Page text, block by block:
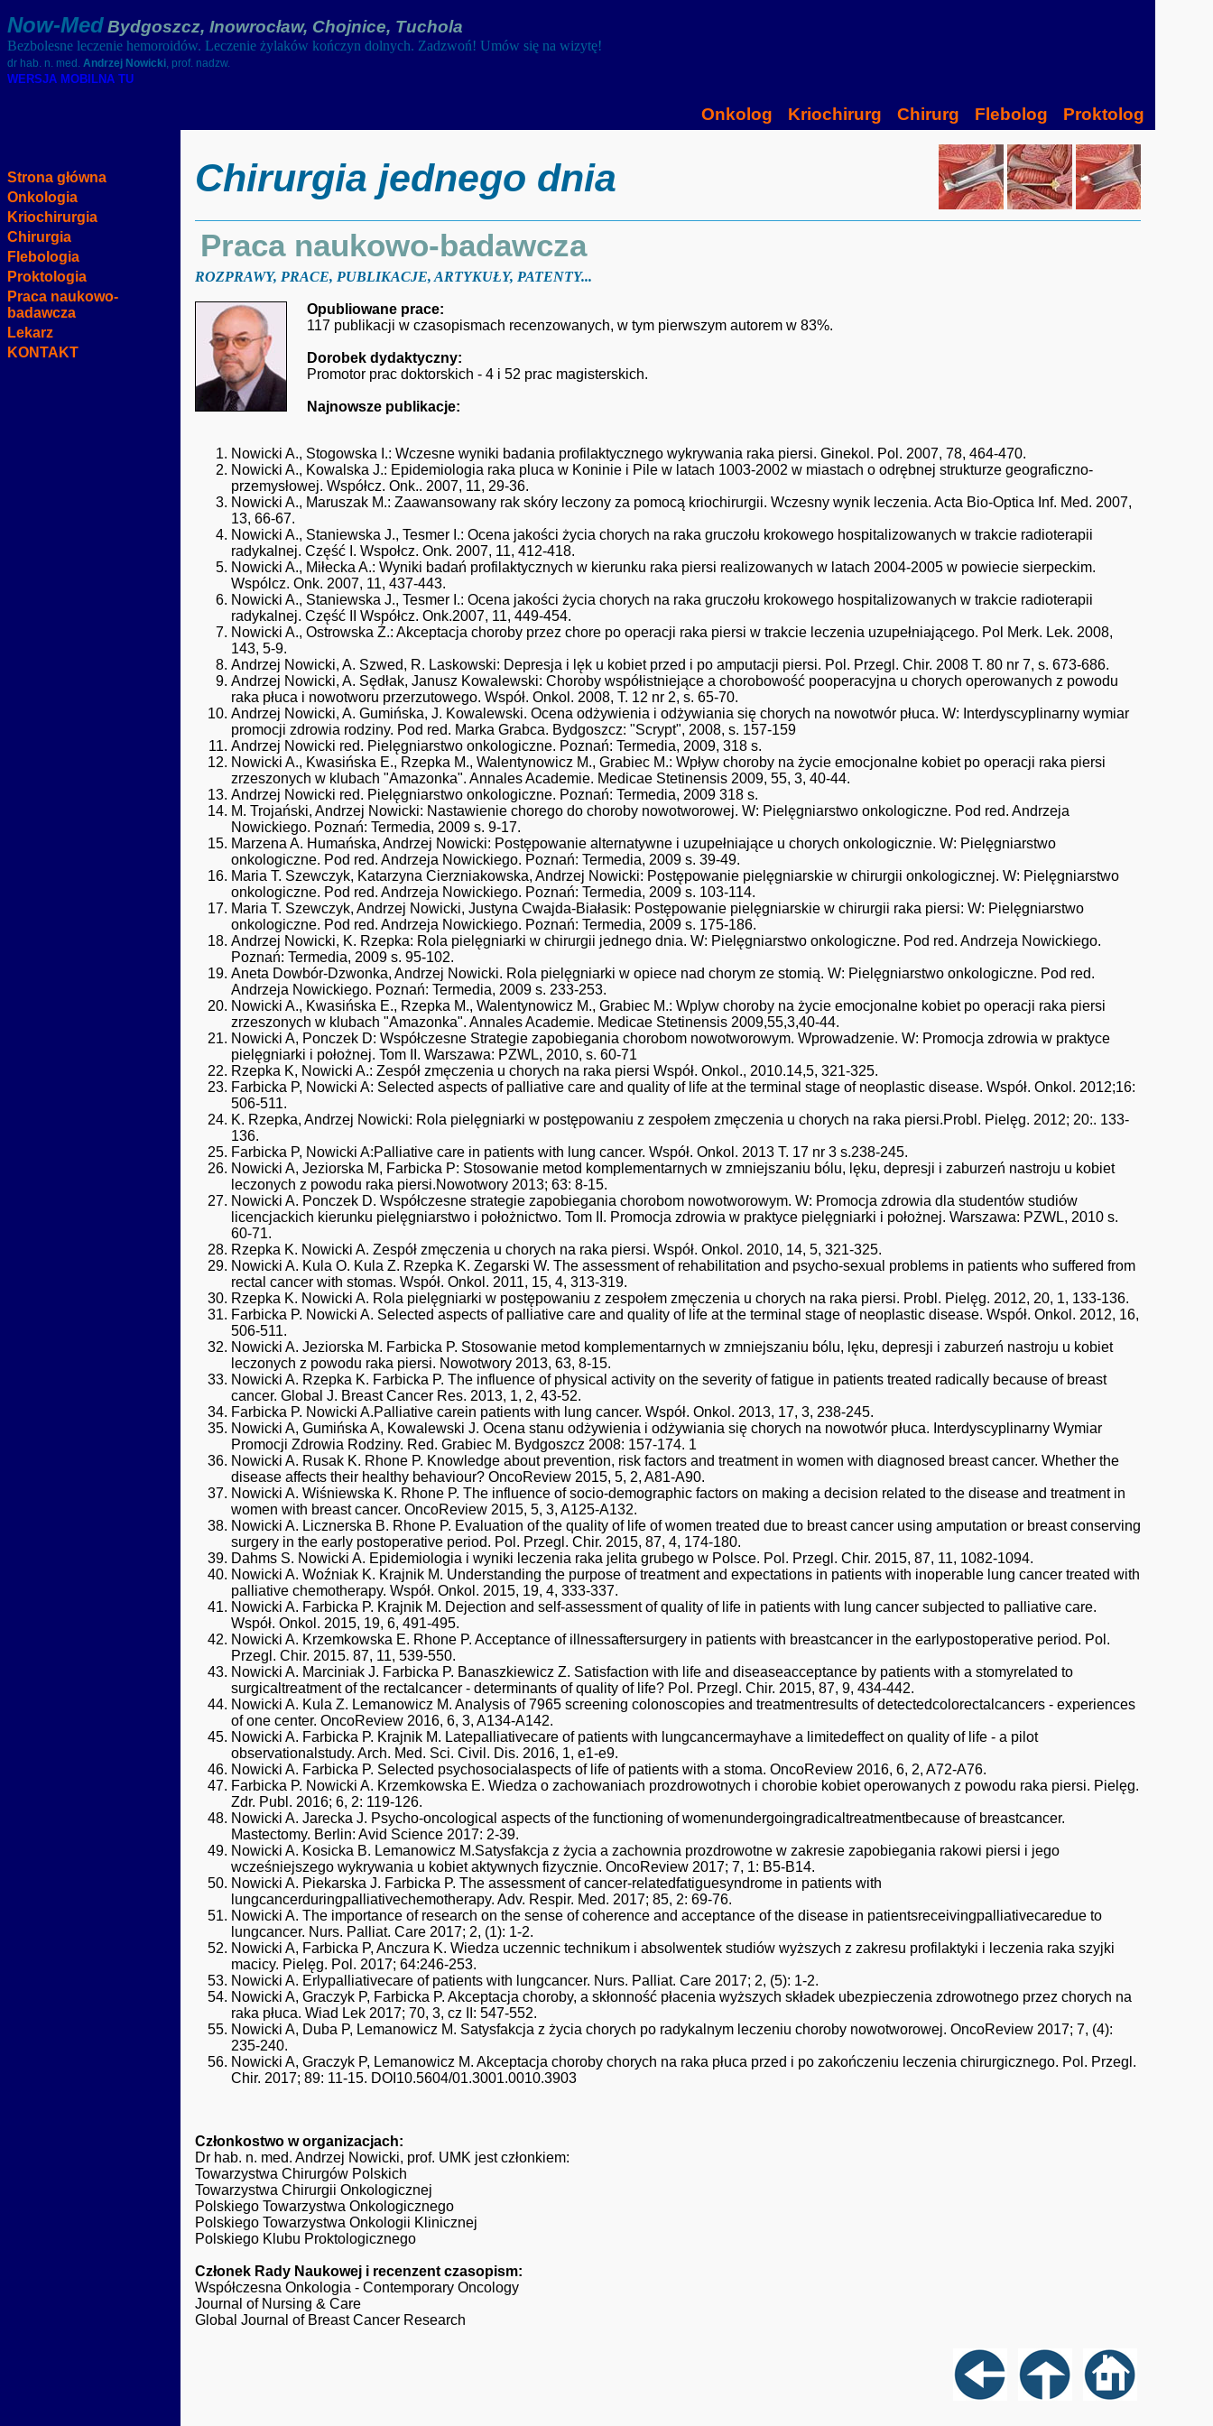
Now-MedBydgoszcz, Inowrocław, Chojnice, Tuchola
Bezbolesne leczenie hemoroidów. Leczenie żylaków kończyn dolnych. Zadzwoń! Umów się na wizytę!
dr hab. n. med. Andrzej Nowicki, prof. nadzw.
WERSJA MOBILNA TU
Onkolog Kriochirurg Chirurg Flebolog Proktolog
Strona główna
Onkologia
Kriochirurgia
Chirurgia
Flebologia
Proktologia
Praca naukowo-
badawcza
Lekarz
KONTAKT
Chirurgia jednego dnia
Praca naukowo-badawcza
ROZPRAWY, PRACE, PUBLIKACJE, ARTYKUŁY, PATENTY...
Opubliowane prace:
117 publikacji w czasopismach recenzowanych, w tym pierwszym autorem w 83%.
Dorobek dydaktyczny:
Promotor prac doktorskich - 4 i 52 prac magisterskich.
Najnowsze publikacje:
Nowicki A., Stogowska I.: Wczesne wyniki badania profilaktycznego wykrywania raka piersi. Ginekol. Pol. 2007, 78, 464-470.
Nowicki A., Kowalska J.: Epidemiologia raka pluca w Koninie i Pile w latach 1003-2002 w miastach o odrębnej strukturze geograficzno-
przemysłowej. Współcz. Onk.. 2007, 11, 29-36.
Nowicki A., Maruszak M.: Zaawansowany rak skóry leczony za pomocą kriochirurgii. Wczesny wynik leczenia. Acta Bio-Optica Inf. Med. 2007,
13, 66-67.
Nowicki A., Staniewska J., Tesmer I.: Ocena jakości życia chorych na raka gruczołu krokowego hospitalizowanych w trakcie radioterapii
radykalnej. Część I. Wspołcz. Onk. 2007, 11, 412-418.
Nowicki A., Miłecka A.: Wyniki badań profilaktycznych w kierunku raka piersi realizowanych w latach 2004-2005 w powiecie sierpeckim.
Wspólcz. Onk. 2007, 11, 437-443.
Nowicki A., Staniewska J., Tesmer I.: Ocena jakości życia chorych na raka gruczołu krokowego hospitalizowanych w trakcie radioterapii
radykalnej. Część II Współcz. Onk.2007, 11, 449-454.
Nowicki A., Ostrowska Ż.: Akceptacja choroby przez chore po operacji raka piersi w trakcie leczenia uzupełniającego. Pol Merk. Lek. 2008,
143, 5-9.
Andrzej Nowicki, A. Szwed, R. Laskowski: Depresja i lęk u kobiet przed i po amputacji piersi. Pol. Przegl. Chir. 2008 T. 80 nr 7, s. 673-686.
Andrzej Nowicki, A. Sędłak, Janusz Kowalewski: Choroby współistniejące a chorobowość pooperacyjna u chorych operowanych z powodu
raka płuca i nowotworu przerzutowego. Współ. Onkol. 2008, T. 12 nr 2, s. 65-70.
Andrzej Nowicki, A. Gumińska, J. Kowalewski. Ocena odżywienia i odżywiania się chorych na nowotwór płuca. W: Interdyscyplinarny wymiar
promocji zdrowia rodziny. Pod red. Marka Grabca. Bydgoszcz: "Scrypt", 2008, s. 157-159
Andrzej Nowicki red. Pielęgniarstwo onkologiczne. Poznań: Termedia, 2009, 318 s.
Nowicki A., Kwasińska E., Rzepka M., Walentynowicz M., Grabiec M.: Wpływ choroby na życie emocjonalne kobiet po operacji raka piersi
zrzeszonych w klubach "Amazonka". Annales Academie. Medicae Stetinensis 2009, 55, 3, 40-44.
Andrzej Nowicki red. Pielęgniarstwo onkologiczne. Poznań: Termedia, 2009 318 s.
M. Trojański, Andrzej Nowicki: Nastawienie chorego do choroby nowotworowej. W: Pielęgniarstwo onkologiczne. Pod red. Andrzeja
Nowickiego. Poznań: Termedia, 2009 s. 9-17.
Marzena A. Humańska, Andrzej Nowicki: Postępowanie alternatywne i uzupełniające u chorych onkologicznie. W: Pielęgniarstwo
onkologiczne. Pod red. Andrzeja Nowickiego. Poznań: Termedia, 2009 s. 39-49.
Maria T. Szewczyk, Katarzyna Cierzniakowska, Andrzej Nowicki: Postępowanie pielęgniarskie w chirurgii onkologicznej. W: Pielęgniarstwo
onkologiczne. Pod red. Andrzeja Nowickiego. Poznań: Termedia, 2009 s. 103-114.
Maria T. Szewczyk, Andrzej Nowicki, Justyna Cwajda-Białasik: Postępowanie pielęgniarskie w chirurgii raka piersi: W: Pielęgniarstwo
onkologiczne. Pod red. Andrzeja Nowickiego. Poznań: Termedia, 2009 s. 175-186.
Andrzej Nowicki, K. Rzepka: Rola pielęgniarki w chirurgii jednego dnia. W: Pielęgniarstwo onkologiczne. Pod red. Andrzeja Nowickiego.
Poznań: Termedia, 2009 s. 95-102.
Aneta Dowbór-Dzwonka, Andrzej Nowicki. Rola pielęgniarki w opiece nad chorym ze stomią. W: Pielęgniarstwo onkologiczne. Pod red.
Andrzeja Nowickiego. Poznań: Termedia, 2009 s. 233-253.
Nowicki A., Kwasińska E., Rzepka M., Walentynowicz M., Grabiec M.: Wplyw choroby na życie emocjonalne kobiet po operacji raka piersi
zrzeszonych w klubach "Amazonka". Annales Academie. Medicae Stetinensis 2009,55,3,40-44.
Nowicki A, Ponczek D: Współczesne Strategie zapobiegania chorobom nowotworowym. Wprowadzenie. W: Promocja zdrowia w praktyce
pielęgniarki i położnej. Tom II. Warszawa: PZWL, 2010, s. 60-71
Rzepka K, Nowicki A.: Zespół zmęczenia u chorych na raka piersi Współ. Onkol., 2010.14,5, 321-325.
Farbicka P, Nowicki A: Selected aspects of palliative care and quality of life at the terminal stage of neoplastic disease. Współ. Onkol. 2012;16:
506-511.
K. Rzepka, Andrzej Nowicki: Rola pielęgniarki w postępowaniu z zespołem zmęczenia u chorych na raka piersi.Probl. Pielęg. 2012; 20:. 133-
136.
Farbicka P, Nowicki A:Palliative care in patients with lung cancer. Współ. Onkol. 2013 T. 17 nr 3 s.238-245.
Nowicki A, Jeziorska M, Farbicka P: Stosowanie metod komplementarnych w zmniejszaniu bólu, lęku, depresji i zaburzeń nastroju u kobiet
leczonych z powodu raka piersi.Nowotwory 2013; 63: 8-15.
Nowicki A. Ponczek D. Współczesne strategie zapobiegania chorobom nowotworowym. W: Promocja zdrowia dla studentów studiów
licencjackich kierunku pielęgniarstwo i położnictwo. Tom II. Promocja zdrowia w praktyce pielęgniarki i położnej. Warszawa: PZWL, 2010 s.
60-71.
Rzepka K. Nowicki A. Zespół zmęczenia u chorych na raka piersi. Współ. Onkol. 2010, 14, 5, 321-325.
Nowicki A. Kula O. Kula Z. Rzepka K. Zegarski W. The assessment of rehabilitation and psycho-sexual problems in patients who suffered from
rectal cancer with stomas. Współ. Onkol. 2011, 15, 4, 313-319.
Rzepka K. Nowicki A. Rola pielęgniarki w postępowaniu z zespołem zmęczenia u chorych na raka piersi. Probl. Pielęg. 2012, 20, 1, 133-136.
Farbicka P. Nowicki A. Selected aspects of palliative care and quality of life at the terminal stage of neoplastic disease. Współ. Onkol. 2012, 16,
506-511.
Nowicki A. Jeziorska M. Farbicka P. Stosowanie metod komplementarnych w zmniejszaniu bólu, lęku, depresji i zaburzeń nastroju u kobiet
leczonych z powodu raka piersi. Nowotwory 2013, 63, 8-15.
Nowicki A. Rzepka K. Farbicka P. The influence of physical activity on the severity of fatigue in patients treated radically because of breast
cancer. Global J. Breast Cancer Res. 2013, 1, 2, 43-52.
Farbicka P. Nowicki A.Palliative carein patients with lung cancer. Współ. Onkol. 2013, 17, 3, 238-245.
Nowicki A, Gumińska A, Kowalewski J. Ocena stanu odżywienia i odżywiania się chorych na nowotwór płuca. Interdyscyplinarny Wymiar
Promocji Zdrowia Rodziny. Red. Grabiec M. Bydgoszcz 2008: 157-174. 1
Nowicki A. Rusak K. Rhone P. Knowledge about prevention, risk factors and treatment in women with diagnosed breast cancer. Whether the
disease affects their healthy behaviour? OncoReview 2015, 5, 2, A81-A90.
Nowicki A. Wiśniewska K. Rhone P. The influence of socio-demographic factors on making a decision related to the disease and treatment in
women with breast cancer. OncoReview 2015, 5, 3, A125-A132.
Nowicki A. Licznerska B. Rhone P. Evaluation of the quality of life of women treated due to breast cancer using amputation or breast conserving
surgery in the early postoperative period. Pol. Przegl. Chir. 2015, 87, 4, 174-180.
Dahms S. Nowicki A. Epidemiologia i wyniki leczenia raka jelita grubego w Polsce. Pol. Przegl. Chir. 2015, 87, 11, 1082-1094.
Nowicki A. Woźniak K. Krajnik M. Understanding the purpose of treatment and expectations in patients with inoperable lung cancer treated with
palliative chemotherapy. Współ. Onkol. 2015, 19, 4, 333-337.
Nowicki A. Farbicka P. Krajnik M. Dejection and self-assessment of quality of life in patients with lung cancer subjected to palliative care.
Współ. Onkol. 2015, 19, 6, 491-495.
Nowicki A. Krzemkowska E. Rhone P. Acceptance of illnessaftersurgery in patients with breastcancer in the earlypostoperative period. Pol.
Przegl. Chir. 2015. 87, 11, 539-550.
Nowicki A. Marciniak J. Farbicka P. Banaszkiewicz Z. Satisfaction with life and diseaseacceptance by patients with a stomyrelated to
surgicaltreatment of the rectalcancer - determinants of quality of life? Pol. Przegl. Chir. 2015, 87, 9, 434-442.
Nowicki A. Kula Z. Lemanowicz M. Analysis of 7965 screening colonoscopies and treatmentresults of detectedcolorectalcancers - experiences
of one center. OncoReview 2016, 6, 3, A134-A142.
Nowicki A. Farbicka P. Krajnik M. Latepalliativecare of patients with lungcancermayhave a limitedeffect on quality of life - a pilot
observationalstudy. Arch. Med. Sci. Civil. Dis. 2016, 1, e1-e9.
Nowicki A. Farbicka P. Selected psychosocialaspects of life of patients with a stoma. OncoReview 2016, 6, 2, A72-A76.
Farbicka P. Nowicki A. Krzemkowska E. Wiedza o zachowaniach prozdrowotnych i chorobie kobiet operowanych z powodu raka piersi. Pielęg.
Zdr. Publ. 2016; 6, 2: 119-126.
Nowicki A. Jarecka J. Psycho-oncological aspects of the functioning of womenundergoingradicaltreatmentbecause of breastcancer.
Mastectomy. Berlin: Avid Science 2017: 2-39.
Nowicki A. Kosicka B. Lemanowicz M.Satysfakcja z życia a zachownia prozdrowotne w zakresie zapobiegania rakowi piersi i jego
wcześniejszego wykrywania u kobiet aktywnych fizycznie. OncoReview 2017; 7, 1: B5-B14.
Nowicki A. Piekarska J. Farbicka P. The assessment of cancer-relatedfatiguesyndrome in patients with
lungcancerduringpalliativechemotherapy. Adv. Respir. Med. 2017; 85, 2: 69-76.
Nowicki A. The importance of research on the sense of coherence and acceptance of the disease in patientsreceivingpalliativecaredue to
lungcancer. Nurs. Palliat. Care 2017; 2, (1): 1-2.
Nowicki A, Farbicka P, Anczura K. Wiedza uczennic technikum i absolwentek studiów wyższych z zakresu profilaktyki i leczenia raka szyjki
macicy. Pielęg. Pol. 2017; 64:246-253.
Nowicki A. Erlypalliativecare of patients with lungcancer. Nurs. Palliat. Care 2017; 2, (5): 1-2.
Nowicki A, Graczyk P, Farbicka P. Akceptacja choroby, a skłonność płacenia wyższych składek ubezpieczenia zdrowotnego przez chorych na
raka płuca. Wiad Lek 2017; 70, 3, cz II: 547-552.
Nowicki A, Duba P, Lemanowicz M. Satysfakcja z życia chorych po radykalnym leczeniu choroby nowotworowej. OncoReview 2017; 7, (4):
235-240.
Nowicki A, Graczyk P, Lemanowicz M. Akceptacja choroby chorych na raka płuca przed i po zakończeniu leczenia chirurgicznego. Pol. Przegl.
Chir. 2017; 89: 11-15. DOI10.5604/01.3001.0010.3903
Członkostwo w organizacjach:
Dr hab. n. med. Andrzej Nowicki, prof. UMK jest członkiem:
Towarzystwa Chirurgów Polskich
Towarzystwa Chirurgii Onkologicznej
Polskiego Towarzystwa Onkologicznego
Polskiego Towarzystwa Onkologii Klinicznej
Polskiego Klubu Proktologicznego
Członek Rady Naukowej i recenzent czasopism:
Współczesna Onkologia - Contemporary Oncology
Journal of Nursing & Care
Global Journal of Breast Cancer Research